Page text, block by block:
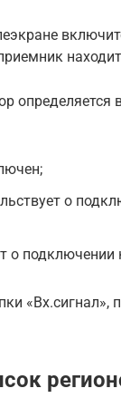
определяется
о
подключении
«Вх.сигнал»,